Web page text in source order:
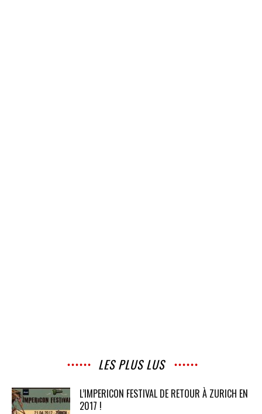
LES PLUS LUS
L’IMPERICON FESTIVAL DE RETOUR À ZURICH EN
2017 !